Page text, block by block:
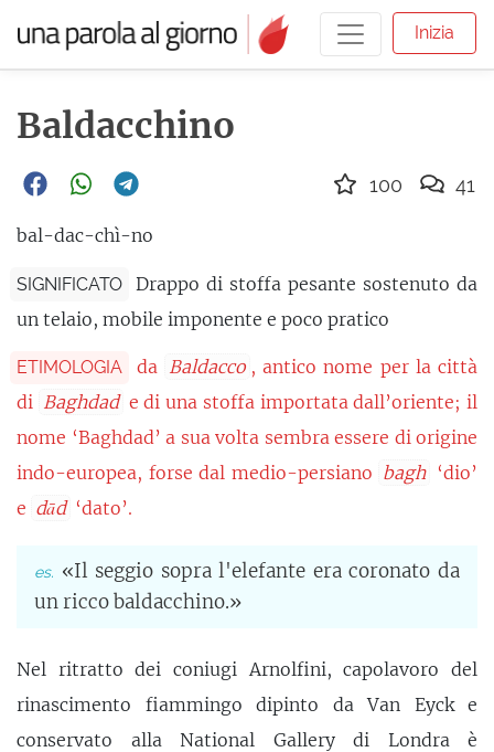
Inizia
Baldacchino
bal-dac-chì-no
SIGNIFICATO
Drappo di stoffa pesante sostenuto da
un telaio, mobile imponente e poco pratico
ETIMOLOGIA da Baldacco , antico nome per la città
di Baghdad e di una stoffa importata dall’oriente; il
nome ‘Baghdad’ a sua volta sembra essere di origine
indo-europea, forse dal medio-persiano bagh ‘dio’
e dād ‘dato’.
«Il seggio sopra l'elefante era coronato da
un ricco baldacchino.»
Nel ritratto dei coniugi Arnolfini, capolavoro del
rinascimento fiammingo dipinto da Van Eyck e
conservato alla National Gallery di Londra è
100 41